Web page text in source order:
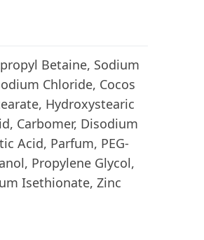
Betaine, Sodium
Chloride, Cocos
Hydroxystearic
Carbomer, Disodium
Acid, Parfum, PEG-
Propylene Glycol,
Isethionate, Zinc